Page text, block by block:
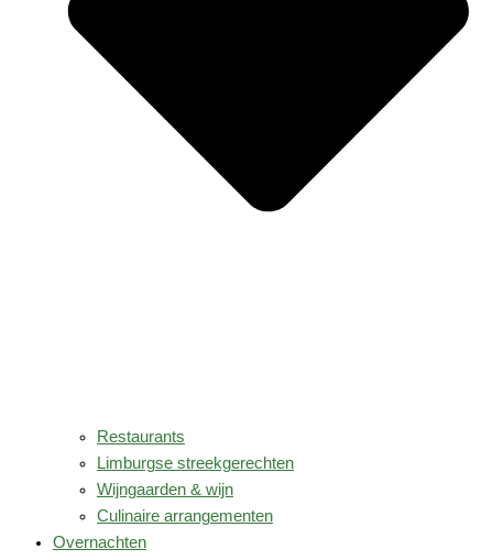
Restaurants
Limburgse streekgerechten
Wijngaarden & wijn
Culinaire arrangementen
Overnachten